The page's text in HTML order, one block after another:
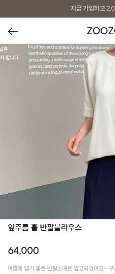
지금 가입하고
앞주름 훌 반팔블라우스
64,000
여름에 입기 좋은 반팔소매로 입고되었어요~